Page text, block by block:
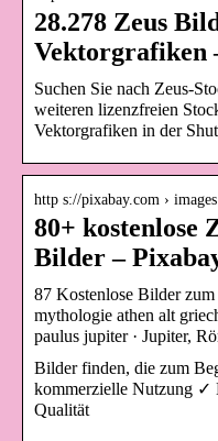
28.278 Zeus
Vektorgrafiken
Suchen Sie nach Zeus-
weiteren lizenzfreien
Vektorgrafiken in der
http s://pixabay.com › images
80+ kostenlose
Bilder –
87 Kostenlose Bilder
mythologie athen alt
paulus jupiter · Jupiter,
Bilder finden, die zum
kommerzielle Nutzung ✓
Qualität